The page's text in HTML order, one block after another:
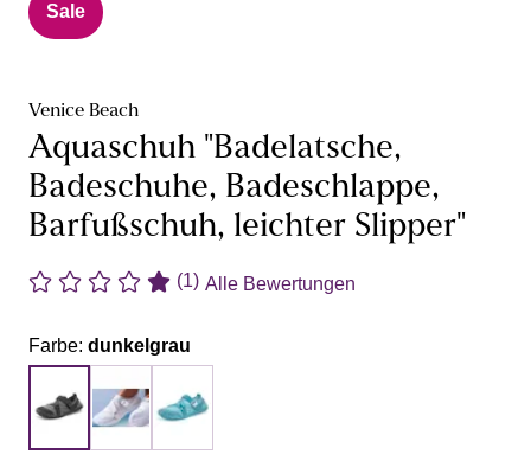
Sale
Venice Beach
Aquaschuh "Badelatsche,
Badeschuhe, Badeschlappe,
Barfußschuh, leichter Slipper"
(1) Alle Bewertungen
Farbe: dunkelgrau